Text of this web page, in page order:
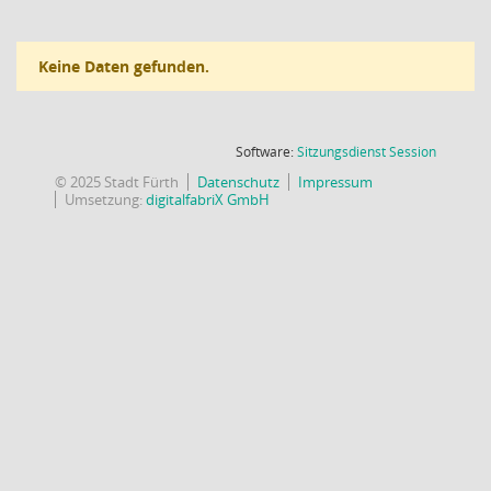
Keine Daten gefunden.
Software:SitzungsdienstSession(Wird in
© 2025 Stadt Fürth Datenschutz
Impressum
Umsetzung:digitalfabriX GmbH